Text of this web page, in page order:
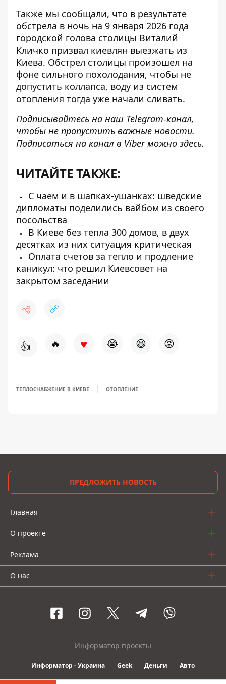
Также мы сообщали, что в результате
обстрела в ночь на 9 января 2026 года
городской голова столицы Виталий
Кличко призвал киевлян выезжать из
Киева. Обстрел столицы произошел на
фоне сильного похолодания, чтобы не
допустить коллапса, воду из систем
отопления тогда уже начали сливать.
Подписывайтесь на наш Telegram-канал,
чтобы не пропустить важные новости.
Подписаться на канал в Viber можно здесь.
ЧИТАЙТЕ ТАКЖЕ:
С чаем и в шапках-ушанках: шведские
дипломаты поделились вайбом из своего
посольства
В Киеве без тепла 300 домов, в двух
десятках из них ситуация критическая
Оплата счетов за тепло и продление
каникул: что решил Киевсовет на
закрытом заседании
👍 🔥 ♥ 😭 😆 😡
ТЕПЛОСНАБЖЕНИЕ В КИЕВЕ ОТОПЛЕНИЕ
ПРЕДЛОЖИТЬ НОВОСТЬ
Главная
О проекте
Реклама
О нас
Информатор проекты
Информатор - Украина Geek Деньги Авто